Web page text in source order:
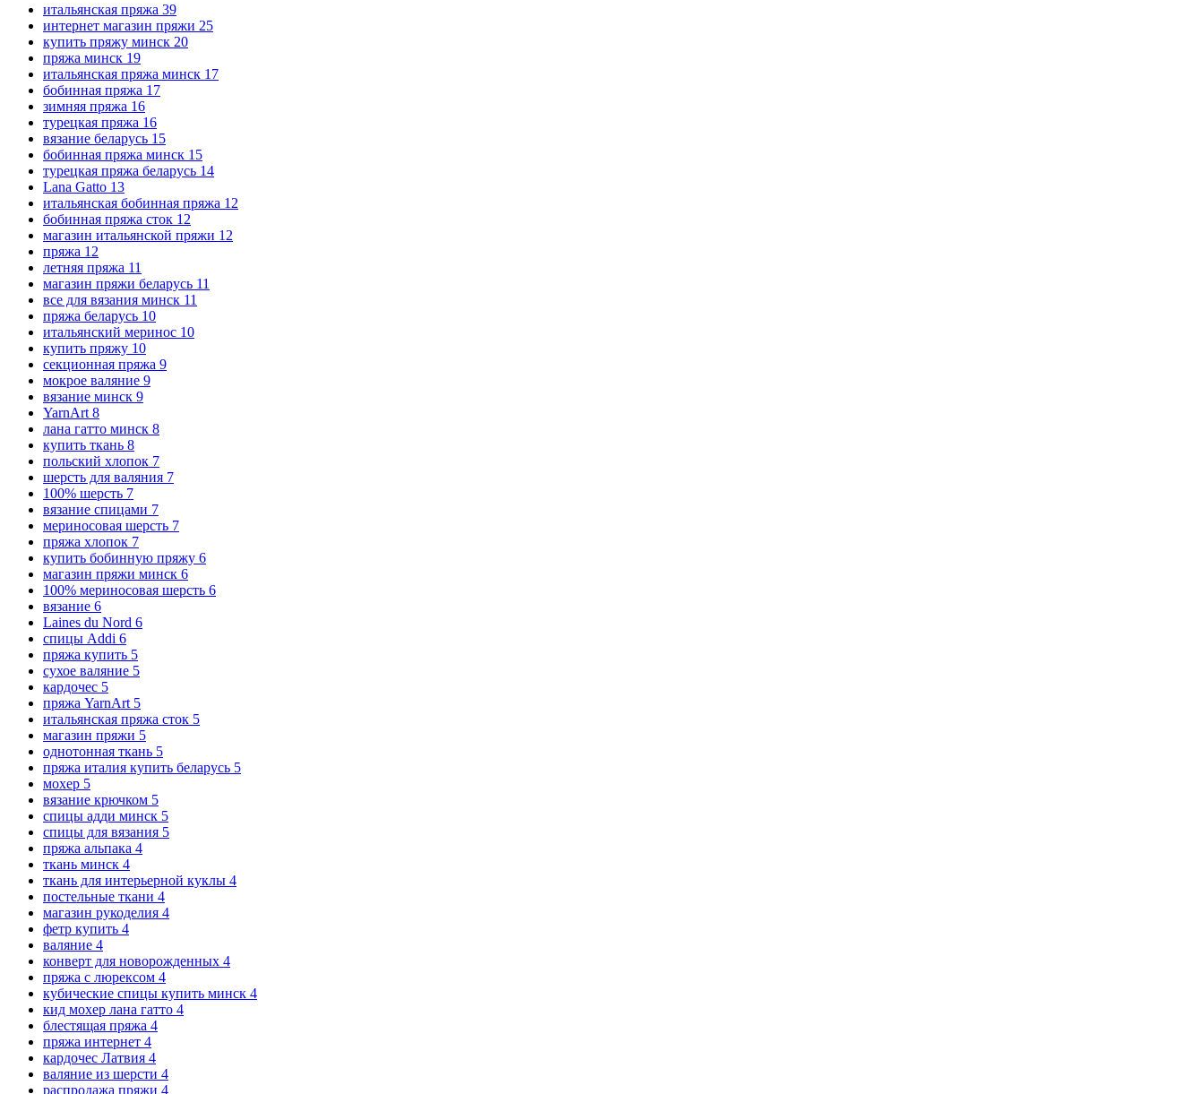
итальянская пряжа 39
интернет магазин пряжи 25
купить пряжу минск 20
пряжа минск 19
итальянская пряжа минск 17
бобинная пряжа 17
зимняя пряжа 16
турецкая пряжа 16
вязание беларусь 15
бобинная пряжа минск 15
турецкая пряжа беларусь 14
Lana Gatto 13
итальянская бобинная пряжа 12
бобинная пряжа сток 12
магазин итальянской пряжи 12
пряжа 12
летняя пряжа 11
магазин пряжи беларусь 11
все для вязания минск 11
пряжа беларусь 10
итальянский меринос 10
купить пряжу 10
секционная пряжа 9
мокрое валяние 9
вязание минск 9
YarnArt 8
лана гатто минск 8
купить ткань 8
польский хлопок 7
шерсть для валяния 7
100% шерсть 7
вязание спицами 7
мериносовая шерсть 7
пряжа хлопок 7
купить бобинную пряжу 6
магазин пряжи минск 6
100% мериносовая шерсть 6
вязание 6
Laines du Nord 6
спицы Addi 6
пряжа купить 5
сухое валяние 5
кардочес 5
пряжа YarnArt 5
итальянская пряжа сток 5
магазин пряжи 5
однотонная ткань 5
пряжа италия купить беларусь 5
мохер 5
вязание крючком 5
спицы адди минск 5
спицы для вязания 5
пряжа альпака 4
ткань минск 4
ткань для интерьерной куклы 4
постельные ткани 4
магазин рукоделия 4
фетр купить 4
валяние 4
конверт для новорожденных 4
пряжа с люрексом 4
кубические спицы купить минск 4
кид мохер лана гатто 4
блестящая пряжа 4
пряжа интернет 4
кардочес Латвия 4
валяние из шерсти 4
распродажа пряжи 4